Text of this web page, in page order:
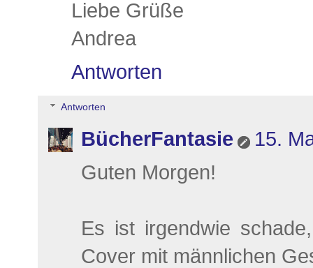
Liebe Grüße
Andrea
Antworten
Antworten
BücherFantasie
15.
Guten Morgen!
Es ist irgendwie
Cover mit männlichen